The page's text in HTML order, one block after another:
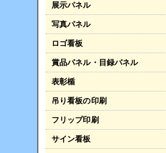
展示パネル
写真パネル
ロゴ看板
賞品パネル・目録パネル
表彰楯
吊り看板の印刷
フリップ印刷
サイン看板